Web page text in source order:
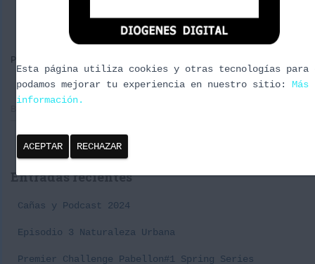
Por
r
Entradas recientes
Cañas y Podcast 2024
Episodio 3 Naturaleza Urbana
Premier Challenge Pabellon#1 Spring Series
Esta página utiliza cookies y otras tecnologías para
podamos mejorar tu experiencia en nuestro sitio: Más
información.
ACEPTAR RECHAZAR